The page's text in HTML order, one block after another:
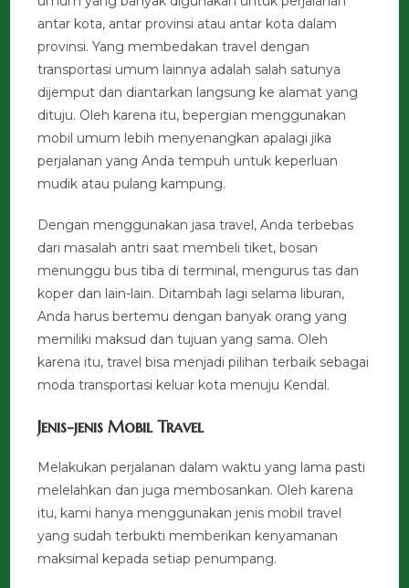
antar kota, antar provinsi atau antar kota dalam
provinsi. Yang membedakan travel dengan
transportasi umum lainnya adalah salah satunya
dijemput dan diantarkan langsung ke alamat yang
dituju. Oleh karena itu, bepergian menggunakan
mobil umum lebih menyenangkan apalagi jika
perjalanan yang Anda tempuh untuk keperluan
mudik atau pulang kampung.
Dengan menggunakan jasa travel, Anda terbebas
dari masalah antri saat membeli tiket, bosan
menunggu bus tiba di terminal, mengurus tas dan
koper dan lain-lain. Ditambah lagi selama liburan,
Anda harus bertemu dengan banyak orang yang
memiliki maksud dan tujuan yang sama. Oleh
karena itu, travel bisa menjadi pilihan terbaik sebagai
moda transportasi keluar kota menuju Kendal.
Jenis-jenis Mobil Travel
Melakukan perjalanan dalam waktu yang lama pasti
melelahkan dan juga membosankan. Oleh karena
itu, kami hanya menggunakan jenis mobil travel
yang sudah terbukti memberikan kenyamanan
maksimal kepada setiap penumpang.